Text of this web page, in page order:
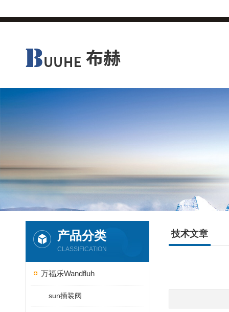
产品分类
CLASSIFICATION
万福乐Wandfluh
sun插装阀
技术文章